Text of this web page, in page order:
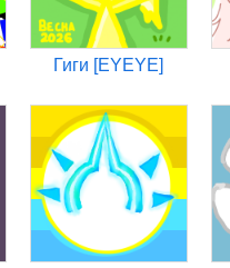
Гиги [EYEYE]